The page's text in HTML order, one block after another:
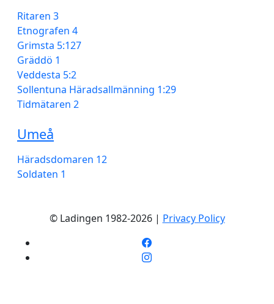
Ritaren 3
Etnografen 4
Grimsta 5:127
Gräddö 1
Veddesta 5:2
Sollentuna Häradsallmänning 1:29
Tidmätaren 2
Umeå
Häradsdomaren 12
Soldaten 1
© Ladingen 1982-2026 | Privacy Policy